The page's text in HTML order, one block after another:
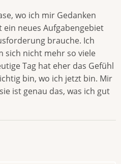
wo ich mir Gedanken
neues Aufgabengebiet
brauche. Ich
sich nicht mehr so viele
Tag hat eher das Gefühl
bin, wo ich jetzt bin. Mir
ist genau das, was ich gut